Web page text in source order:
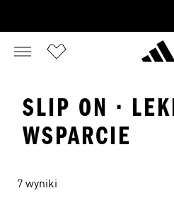
SLIP ON ·
WSPARCIE
7 wyniki